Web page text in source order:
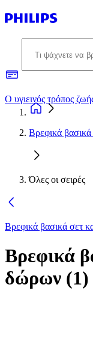
Βρεφικά
Όλες οι σειρές
Βρεφικά βασικά σετ
Βρεφικά
δώρων (1)